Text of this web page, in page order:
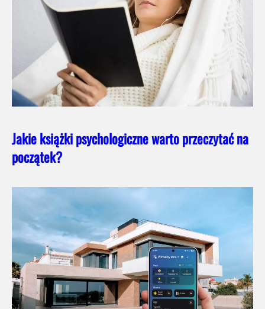
Jakie książki psychologiczne warto przeczytać na
początek?